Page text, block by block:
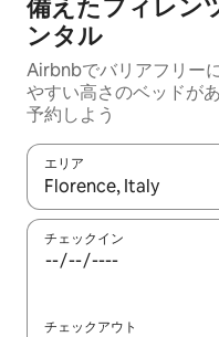
備えたフィレン
ンタル
Airbnbでバリアフリー
やすい高さのベッドが
予約しよう
エリア
検索結果が表示された
チェックイン
チェックアウト